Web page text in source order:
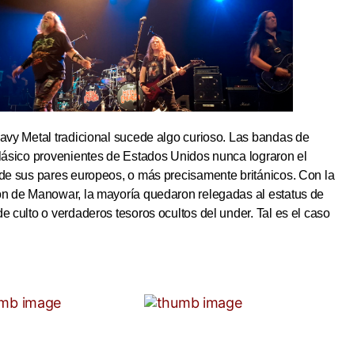
Metal tradicional sucede algo curioso. Las bandas de
provenientes de Estados Unidos nunca lograron el
sus pares europeos, o más precisamente británicos. Con la
de Manowar, la mayoría quedaron relegadas al estatus de
culto o verdaderos tesoros ocultos del under. Tal es el caso